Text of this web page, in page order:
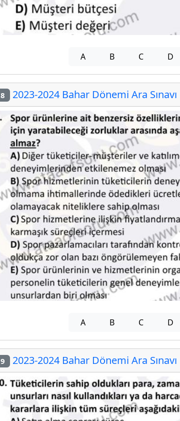
A B C D
8 2023-2024 Bahar Dönemi Ara Sınavı
A B C D
9 2023-2024 Bahar Dönemi Ara Sınavı